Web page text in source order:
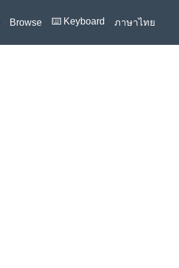
Browse ⌨️ Keyboard ภาษาไทย